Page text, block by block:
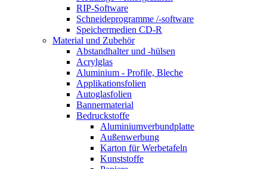
RIP-Software
Schneideprogramme /-software
Speichermedien CD-R
Material und Zubehör
Abstandhalter und -hülsen
Acrylglas
Aluminium - Profile, Bleche
Applikationsfolien
Autoglasfolien
Bannermaterial
Bedruckstoffe
Aluminiumverbundplatte
Außenwerbung
Karton für Werbetafeln
Kunststoffe